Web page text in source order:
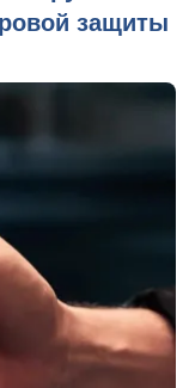
защиты